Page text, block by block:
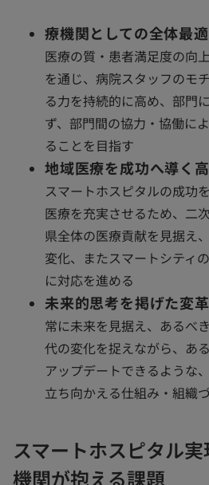
療機関としての全体最適
医療の質・患者満足度の向
を通じ、病院スタッフのモ
る力を持続的に高め、部門
ず、部門間の協力・協働に
ることを目指す
地域医療を成功へ導く
スマートホスピタルの成功
医療を充実させるため、二
県全体の医療貢献を見据え
変化、またスマートシティ
に対応を進める
未来的思考を掲げた変
常に未来を見据え、あるべ
代の変化を捉えながら、あ
アップデートできるような
立ち向かえる仕組み・組織
スマートホスピタル
機関が抱える課題